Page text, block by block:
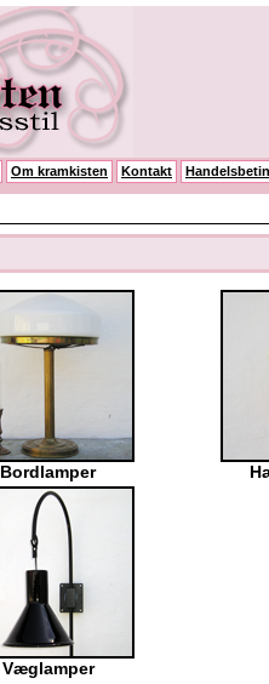
Om kramkisten Kontakt
Bordlamper
Væglamper